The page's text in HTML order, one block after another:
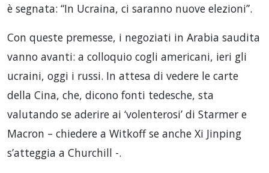
è segnata: “In Ucraina, ci saranno nuove elezioni”.
Con queste premesse, i negoziati in Arabia saudita
vanno avanti: a colloquio cogli americani, ieri gli
ucraini, oggi i russi. In attesa di vedere le carte
della Cina, che, dicono fonti tedesche, sta
valutando se aderire ai ‘volenterosi’ di Starmer e
Macron – chiedere a Witkoff se anche Xi Jinping
s’atteggia a Churchill -.